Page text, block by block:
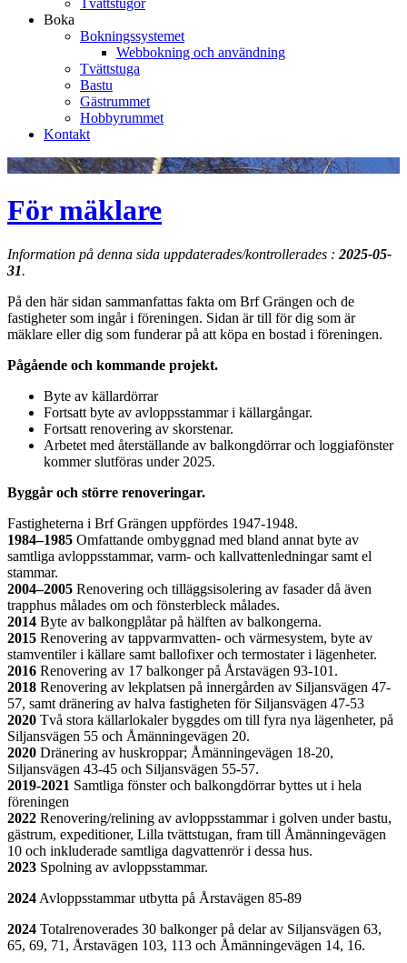
Tvättstugor
Boka
Bokningssystemet
Webbokning och användning
Tvättstuga
Bastu
Gästrummet
Hobbyrummet
Kontakt
För mäklare
Information på denna sida uppdaterades/kontrollerades : 2025-05-
31.
På den här sidan sammanfattas fakta om Brf Grängen och de
fastigheter som ingår i föreningen. Sidan är till för dig som är
mäklare eller dig som funderar på att köpa en bostad i föreningen.
Pågående och kommande projekt.
Byte av källardörrar
Fortsatt byte av avloppsstammar i källargångar.
Fortsatt renovering av skorstenar.
Arbetet med återställande av balkongdörrar och loggiafönster
kommer slutföras under 2025.
Byggår och större renoveringar.
Fastigheterna i Brf Grängen uppfördes 1947-1948.
1984–1985 Omfattande ombyggnad med bland annat byte av
samtliga avloppsstammar, varm- och kallvattenledningar samt el
stammar.
2004–2005 Renovering och tilläggsisolering av fasader då även
trapphus målades om och fönsterbleck målades.
2014 Byte av balkongplåtar på hälften av balkongerna.
2015 Renovering av tappvarmvatten- och värmesystem, byte av
stamventiler i källare samt ballofixer och termostater i lägenheter.
2016 Renovering av 17 balkonger på Årstavägen 93-101.
2018 Renovering av lekplatsen på innergården av Siljansvägen 47-
57, samt dränering av halva fastigheten för Siljansvägen 47-53
2020 Två stora källarlokaler byggdes om till fyra nya lägenheter, på
Siljansvägen 55 och Åmänningevägen 20.
2020 Dränering av huskroppar; Åmänningevägen 18-20,
Siljansvägen 43-45 och Siljansvägen 55-57.
2019-2021 Samtliga fönster och balkongdörrar byttes ut i hela
föreningen
2022 Renovering/relining av avloppsstammar i golven under bastu,
gästrum, expeditioner, Lilla tvättstugan, fram till Åmänningevägen
10 och inkluderade samtliga dagvattenrör i dessa hus.
2023 Spolning av avloppsstammar.
2024 Avloppsstammar utbytta på Årstavägen 85-89
2024 Totalrenoverades 30 balkonger på delar av Siljansvägen 63,
65, 69, 71, Årstavägen 103, 113 och Åmänningevägen 14, 16.